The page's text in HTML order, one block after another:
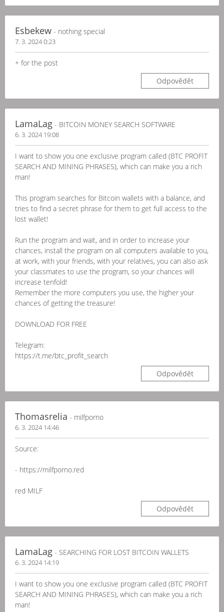
Esbekew - nothing special
7. 3. 2024 0:23
+ for the post
Odpovědět
LamaLag - BITCOIN MONEY SEARCH SOFTWARE
6. 3. 2024 19:08
I want to show you one exclusive program called (BTC PROFIT
SEARCH AND MINING PHRASES), which can make you a rich
man!
This program searches for Bitcoin wallets with a balance, and
tries to find a secret phrase for them to get full access to the
lost wallet!
Run the program and wait, and in order to increase your
chances, install the program on all computers available to you,
at work, with your friends, with your relatives, you can also ask
your classmates to use the program, so your chances will
increase tenfold!
Remember the more computers you use, the higher your
chances of getting the treasure!
DOWNLOAD FOR FREE
Telegram:
https://t.me/btc_profit_search
Odpovědět
Thomasrelia - milfporno
6. 3. 2024 14:46
Source:
- https://milfporno.red
red MILF
Odpovědět
LamaLag - SEARCHING FOR LOST BITCOIN WALLETS
6. 3. 2024 14:19
I want to show you one exclusive program called (BTC PROFIT
SEARCH AND MINING PHRASES), which can make you a rich
man!